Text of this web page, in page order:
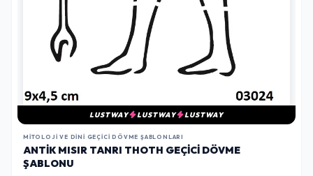
LUSTWAY LUSTWAY LUSTWAY
MITOLOJI VE DINI GEÇICI DÖVME ŞABLONLARI
ANTIK MISIR TANRI THOTH GEÇICI DÖVME
ŞABLONU